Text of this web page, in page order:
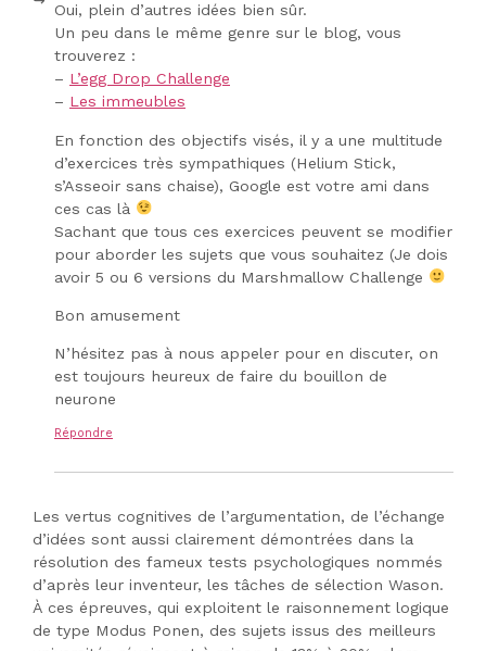
Oui, plein d’autres idées bien sûr.
Un peu dans le même genre sur le blog, vous
trouverez :
– L’egg Drop Challenge
– Les immeubles
En fonction des objectifs visés, il y a une multitude
d’exercices très sympathiques (Helium Stick,
s’Asseoir sans chaise), Google est votre ami dans
ces cas là
Sachant que tous ces exercices peuvent se modifier
pour aborder les sujets que vous souhaitez (Je dois
avoir 5 ou 6 versions du Marshmallow Challenge
Bon amusement
N’hésitez pas à nous appeler pour en discuter, on
est toujours heureux de faire du bouillon de
neurone
Répondre
Les vertus cognitives de l’argumentation, de l’échange
d’idées sont aussi clairement démontrées dans la
résolution des fameux tests psychologiques nommés
d’après leur inventeur, les tâches de sélection Wason.
À ces épreuves, qui exploitent le raisonnement logique
de type Modus Ponen, des sujets issus des meilleurs